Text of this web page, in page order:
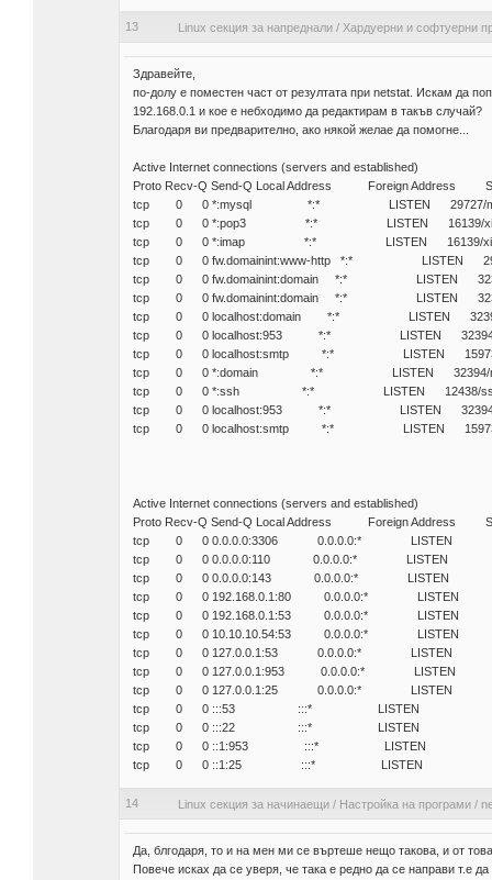
13 Linux секция за напреднали/ Хардуерни и софтуерни
Здравейте,
по-долу е поместен част от резултата при netstat. Искам да
192.168.0.1 и кое е небходимо да редактирам в такъв случай?
Благодаря ви предварително, ако някой желае да помогне...
Active Internet connections (servers and established)
Proto Recv-Q Send-Q Local Address Foreign Address
tcp 0 0 *:mysql *:* LISTEN 29727/
tcp 0 0 *:pop3 *:* LISTEN 16139/
tcp 0 0 *:imap *:* LISTEN 16139/
tcp 0 0 fw.domainint:www-http *:* LISTEN
tcp 0 0 fw.domainint:domain *:* LISTEN
tcp 0 0 fw.domainint:domain *:* LISTEN
tcp 0 0 localhost:domain *:* LISTEN 32394/
tcp 0 0 localhost:953 *:* LISTEN 32394/
tcp 0 0 localhost:smtp *:* LISTEN 15973/
tcp 0 0 *:domain *:* LISTEN 32394/
tcp 0 0 *:ssh *:* LISTEN 12438/
tcp 0 0 localhost:953 *:* LISTEN 32394/
tcp 0 0 localhost:smtp *:* LISTEN 15973/
Active Internet connections (servers and established)
Proto Recv-Q Send-Q Local Address Foreign Address
tcp 0 0 0.0.0.0:3306 0.0.0.0:* LISTEN
tcp 0 0 0.0.0.0:110 0.0.0.0:* LISTEN
tcp 0 0 0.0.0.0:143 0.0.0.0:* LISTEN
tcp 0 0 192.168.0.1:80 0.0.0.0:* LISTEN
tcp 0 0 192.168.0.1:53 0.0.0.0:* LISTEN
tcp 0 0 10.10.10.54:53 0.0.0.0:* LISTEN
tcp 0 0 127.0.0.1:53 0.0.0.0:* LISTEN
tcp 0 0 127.0.0.1:953 0.0.0.0:* LISTEN
tcp 0 0 127.0.0.1:25 0.0.0.0:* LISTEN
tcp 0 0 :::53 :::* LISTEN
tcp 0 0 :::22 :::* LISTEN
tcp 0 0 ::1:953 :::* LISTEN
tcp 0 0 ::1:25 :::* LISTEN
14 Linux секция за начинаещи/ Настройка на програми/
Да, блгодаря, то и на мен ми се въртеше нещо такова, и от
Повече исках да се уверя, че така е редно да се направи т.е